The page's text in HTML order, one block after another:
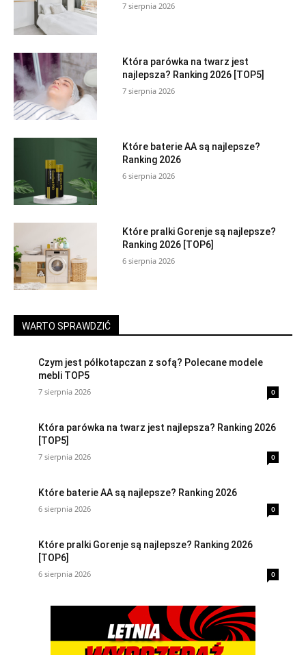
7 sierpnia 2026
Która parówka na twarz jest
najlepsza? Ranking 2026 [TOP5]
7 sierpnia 2026
Które baterie AA są najlepsze?
Ranking 2026
6 sierpnia 2026
Które pralki Gorenje są najlepsze?
Ranking 2026 [TOP6]
6 sierpnia 2026
WARTO SPRAWDZIĆ
Czym jest półkotapczan z sofą? Polecane modele
mebli TOP5
7 sierpnia 2026 0
Która parówka na twarz jest najlepsza? Ranking 2026
[TOP5]
7 sierpnia 2026 0
Które baterie AA są najlepsze? Ranking 2026
6 sierpnia 2026 0
Które pralki Gorenje są najlepsze? Ranking 2026
[TOP6]
6 sierpnia 2026 0